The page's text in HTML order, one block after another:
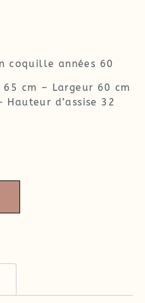
coquille années 60
cm – Largeur 60 cm
d’assise 32